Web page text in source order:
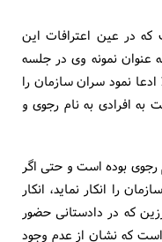
در عین اعترافات این
عنوان نمونه وی در جلسه
اول از بازجویی ها در 6 اردیبهشت 1358 ادعا نمود سران سازمان را
افرادی به نام رجوی و
رجوی بوده است و حتی اگر
را انکار نماید، انکار
که در دادستانی حضور
است که نشان از عدم وجود